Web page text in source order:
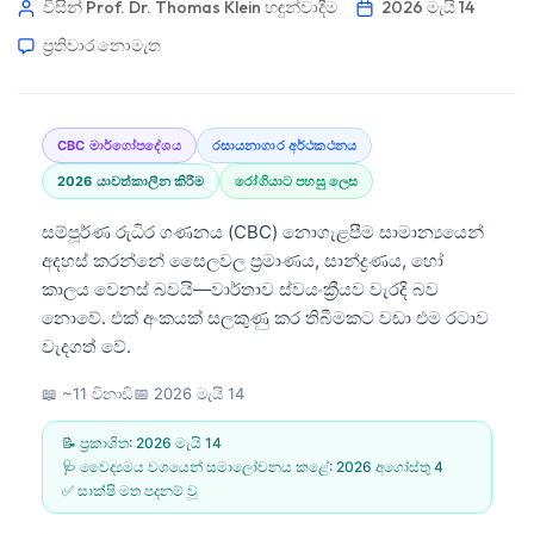
විසින් Prof. Dr. Thomas Klein හඳුන්වාදීම
2026 මැයි 14
ප්‍රතිචාර නොමැත
CBC මාර්ගෝපදේශය රසායනාගාර අර්ථකථනය
2026 යාවත්කාලීන කිරීම රෝගියාට පහසු ලෙස
සම්පූර්ණ රුධිර ගණනය (CBC) නොගැළපීම සාමාන්‍යයෙන්
අදහස් කරන්නේ සෛලවල ප්‍රමාණය, සාන්ද්‍රණය, හෝ
කාලය වෙනස් බවයි—වාර්තාව ස්වයංක්‍රීයව වැරදි බව
නොවේ. එක් අංකයක් සලකුණු කර තිබීමකට වඩා එම රටාව
වැදගත් වේ.
📖 ~11 විනාඩි📅 2026 මැයි 14
📝 ප්‍රකාශිත: 2026 මැයි 14
🩺 වෛද්‍යමය වශයෙන් සමාලෝචනය කළේ: 2026 අගෝස්තු 4
✅ සාක්ෂි මත පදනම් වූ